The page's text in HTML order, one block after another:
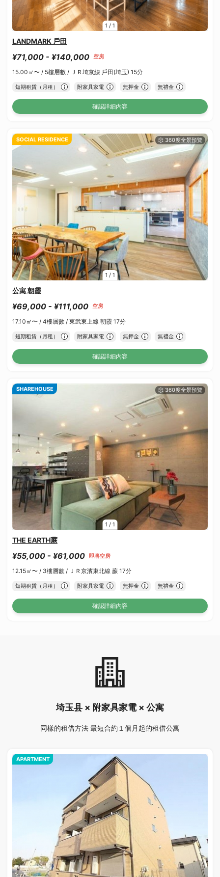
1 / 1
LANDMARK 戶田
¥71,000 - ¥140,000 空房
15.00㎡〜 / 5樓層數 / ＪＲ埼京線 戶田(埼玉) 15分
短期租賃（月租） 附家具家電 無押金 無禮金
確認詳細內容
1 / 1
SOCIAL RESIDENCE
公寓 朝霞
¥69,000 - ¥111,000 空房
17.10㎡〜 / 4樓層數 / 東武東上線 朝霞 17分
短期租賃（月租） 附家具家電 無押金 無禮金
確認詳細內容
1 / 1
SHAREHOUSE
THE EARTH蕨
¥55,000 - ¥61,000 即將空房
12.15㎡〜 / 3樓層數 / ＪＲ京濱東北線 蕨 17分
短期租賃（月租） 附家具家電 無押金 無禮金
確認詳細內容
埼玉县 × 附家具家電 × 公寓
同樣的租借方法 最短合約１個月起的租借公寓
APARTMENT